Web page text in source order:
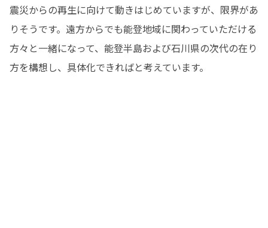
震災からの再生に向けて動きはじめていますが、限界があ
りそうです。遠方からでも能登地域に関わっていただける
方々と一緒になって、能登半島および石川県の次代の在り
方を構想し、具体化できればと考えています。